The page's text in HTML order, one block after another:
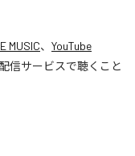
MUSIC、 YouTube
信サービスで聴くこと